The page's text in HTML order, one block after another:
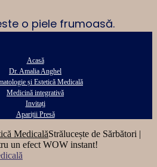
o piele frumoasă.
Acasă
Dr. Amalia Anghel
și Estetică Medicală
Medicină integrativă
Invitați
Apariții Presă
MedicalăStrălucește de Sărbători |
un efect WOW instant!